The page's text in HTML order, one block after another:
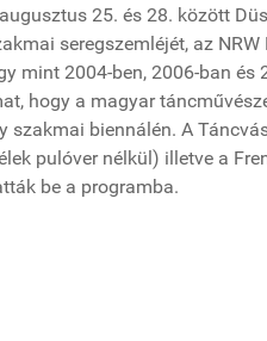
25. és 28. között
seregszemléjét, az
mint 2004-ben, 2006-ban és
hogy a magyar
szakmai biennálén. A
pulóver nélkül) illetve a
be a programba.